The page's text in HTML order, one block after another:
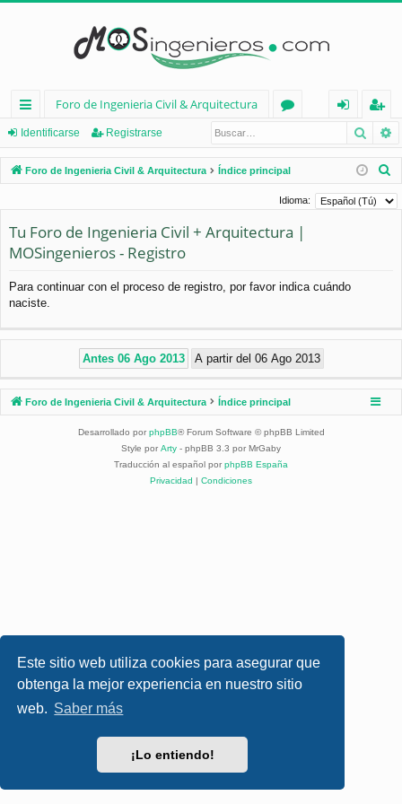
Este sitio web utiliza cookies para asegurar que
obtenga la mejor experiencia en nuestro sitio
web. Saber más
¡Lo entiendo!
nl
ac
es
pi
os
Foro de Ingenieria Civil & Arquitectura
os
nt
ifi
eg
ist
ra
Identificarse Registrarse
Foro de Ingenieria Civil & Arquitectura Índice principal
s
Idioma:
Tu Foro de Ingenieria Civil + Arquitectura |
MOSingenieros - Registro
Para continuar con el proceso de registro, por favor indica cuándo
naciste.
Foro de Ingenieria Civil & Arquitectura Índice principal
Desarrollado por phpBB® Forum Software © phpBB Limited
Style por Arty - phpBB 3.3 por MrGaby
Traducción al español por phpBB España
Privacidad | Condiciones